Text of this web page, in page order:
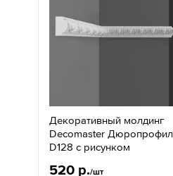
Декоративный молдинг
Decomaster
D128 c рисунком
520 р./шт